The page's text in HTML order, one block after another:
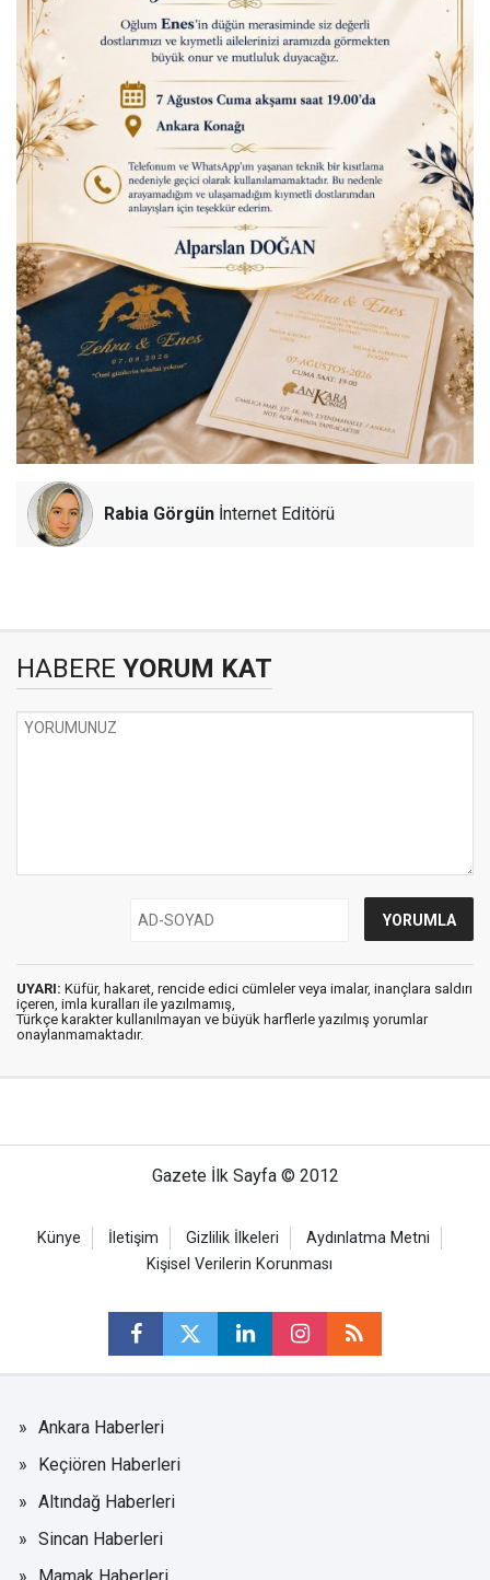
Rabia Görgün İnternet Editörü
HABERE YORUM KAT
UYARI: Küfür, hakaret, rencide edici cümleler veya imalar, inançlara saldırı
içeren, imla kuralları ile yazılmamış,
Türkçe karakter kullanılmayan ve büyük harflerle yazılmış yorumlar
onaylanmamaktadır.
Gazete İlk Sayfa © 2012
Künye İletişim Gizlilik İlkeleri
Aydınlatma Metni
Kişisel Verilerin Korunması
Ankara Haberleri
Keçiören Haberleri
Altındağ Haberleri
Sincan Haberleri